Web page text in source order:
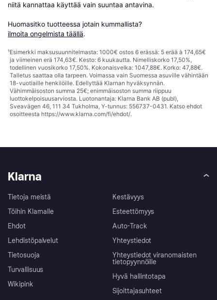
niitä kannattaa käyttää vain suuntaa antavina.
Huomasitko tuotteessa jotain kummallista?
ilmoita ongelmista täällä.
¹Esimerkki maksusuunnitelmasta: 1000€ ostos 6 erässä: 5 erää à 174,65€
ja viimeinen erä 174,63€. Kesto: 6 kuukautta. Nimelliskorko 17,50%,
todellinen vuosikorko 17,50%. Kokonaisvelka: 1047,88€. Korko: 47,88€.
Talletus saattaa olla tarpeen. Voimassa vain Suomessa asuville vähintään
18-vuotiaille henkilöille. Edellyttää Klarnan hyväksynnän.
Vähimmäisoston summa 25€; enimmäisoston summa riippuu
luottokelpoisuusarviosta. Luotonantaja: Klarna Bank AB (publ),
Sveavägen 46, 111 34 Tukholma, Y-tunnus: 556737-0431. Katso ehdot
osoitteesta https://www.klarna.com/fi/ehdot/.
Klarna
Tietoja meistä
Töihin Klarnalle
Ehdot
Lehdistöpalvelut
Tietosuoja
Turvallisuus
Wikipink
Kestävyys
Esteettömyys
Auto-Track
Yhteystiedot
Yhteystiedot viranomaisten
tietopyynnöille
Hyvä hallintotapa
Sijoittajasuhteet